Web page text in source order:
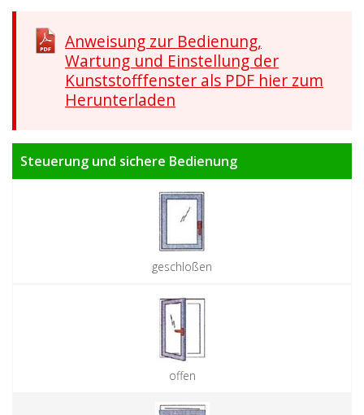
Anweisung zur Bedienung,
Wartung und Einstellung der
Kunststofffenster als PDF hier zum
Herunterladen
Steuerung und sichere Bedienung
geschloßen
offen